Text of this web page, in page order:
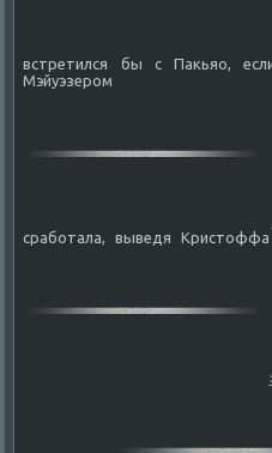
встретился бы с Пакьяо,
Мэйуэзером
сработала, выведя